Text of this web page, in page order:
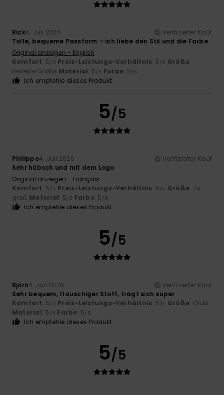
Rick4. Juli 2026
Verifizierter Kauf
Tolle, bequeme Passform – ich liebe den Stil und die Farbe
Original anzeigen - English
Komfort: 5/5 Preis-Leistungs-Verhältnis: 5/5 Größe:
Perfekte Größe Material: 5/5 Farbe: 5/5
Ich empfehle dieses Produkt
5/5
Philippe4. Juli 2026
Verifizierter Kauf
Sehr hübsch und mit dem Logo
Original anzeigen - Français
Komfort: 5/5 Preis-Leistungs-Verhältnis: 5/5 Größe: Zu
groß Material: 5/5 Farbe: 5 /5
Ich empfehle dieses Produkt
5/5
Björn4. Juli 2026
Verifizierter Kauf
Sehr bequem, flauschiger Stoff, trägt sich super
Komfort: 5/5 Preis-Leistungs-Verhältnis: 5/5 Größe: Groß
Material: 5 /5 Farbe: 5/5
Ich empfehle dieses Produkt
5/5